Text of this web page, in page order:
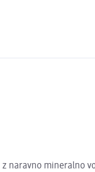
naravno